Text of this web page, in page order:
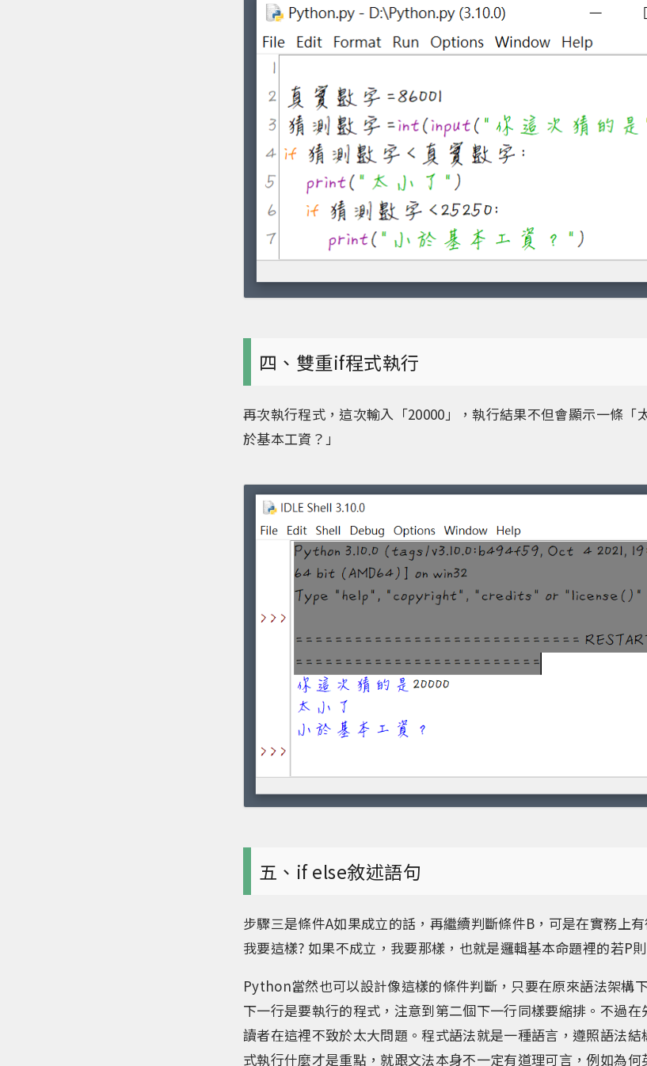
四、雙重if程式執行
再次執行程式，這次輸入「20000」，執行結果不但會顯示一條「
於基本工資？」
五、if else敘述語句
步驟三是條件A如果成立的話，再繼續判斷條件B，可是在實務上
我要這樣? 如果不成立，我要那樣，也就是邏輯基本命題裡的若P則
Python當然也可以設計像這樣的條件判斷，只要在原來語法架構
下一行是要執行的程式，注意到第二個下一行同樣要縮排。不過在
讀者在這裡不致於太大問題。程式語法就是一種語言，遵照語法
式執行什麼才是重點，就跟文法本身不一定有道理可言，例如為